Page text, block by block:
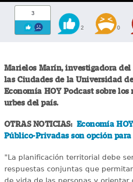
3
2 0
Marielos Marín, investigadora del
las Ciudades de la Universidad
Economía HOY Podcast sobre los
urbes del país.
OTRAS NOTICIAS: Economía
Público-Privadas son opción para
"La planificación territorial debe
respuestas conjuntas que